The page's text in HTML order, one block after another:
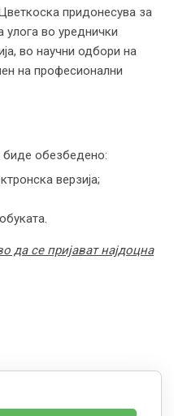
придонесува за
улога во уреднички
во научни одбори на
на професионални
биде обезбедено:
верзија;
обуката.
да се пријават најдоцна